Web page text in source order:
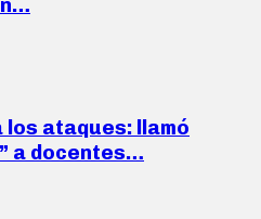
ataques: llamó
a docentes…